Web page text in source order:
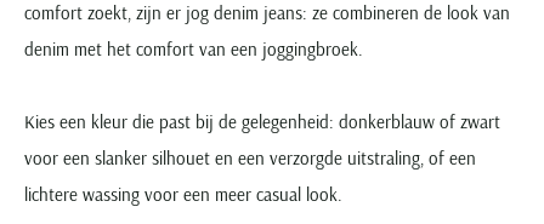
comfort zoekt, zijn er jog denim jeans: ze combineren de look van
denim met het comfort van een joggingbroek.
Kies een kleur die past bij de gelegenheid: donkerblauw of zwart
voor een slanker silhouet en een verzorgde uitstraling, of een
lichtere wassing voor een meer casual look.